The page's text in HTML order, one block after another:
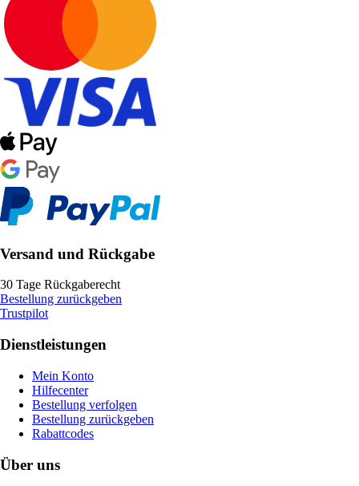
Versand und Rückgabe
30 Tage Rückgaberecht
Bestellung zurückgeben
Trustpilot
Dienstleistungen
Mein Konto
Hilfecenter
Bestellung verfolgen
Bestellung zurückgeben
Rabattcodes
Über uns